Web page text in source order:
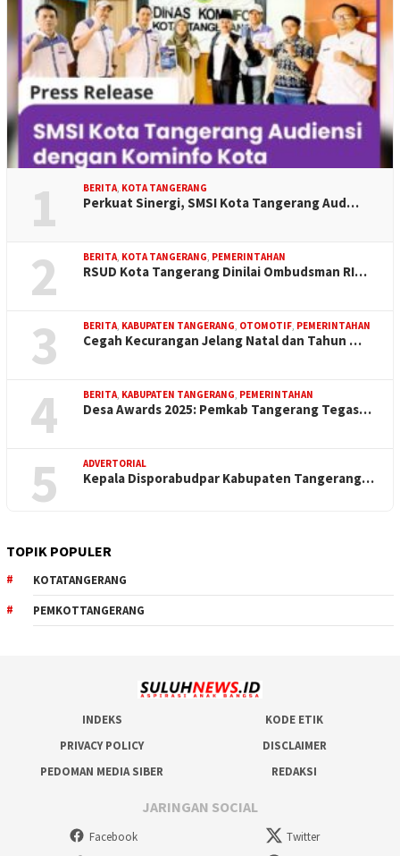
1 BERITA KOTA TANGERANG
Perkuat Sinergi, SMSI Kota Tangerang Aud…
2 BERITA KOTA TANGERANG PEMERINTAHAN
RSUD Kota Tangerang Dinilai Ombudsman RI…
3 BERITA KABUPATEN TANGERANG OTOMOTIF PEMERINTAHAN
Cegah Kecurangan Jelang Natal dan Tahun …
4 BERITA KABUPATEN TANGERANG PEMERINTAHAN
Desa Awards 2025: Pemkab Tangerang Tegas…
5 ADVERTORIAL
Kepala Disporabudpar Kabupaten Tangerang…
TOPIK POPULER
KOTATANGERANG
PEMKOTTANGERANG
INDEKS
KODE ETIK
PRIVACY POLICY
DISCLAIMER
PEDOMAN MEDIA SIBER
REDAKSI
JARINGAN SOCIAL
Facebook
Twitter